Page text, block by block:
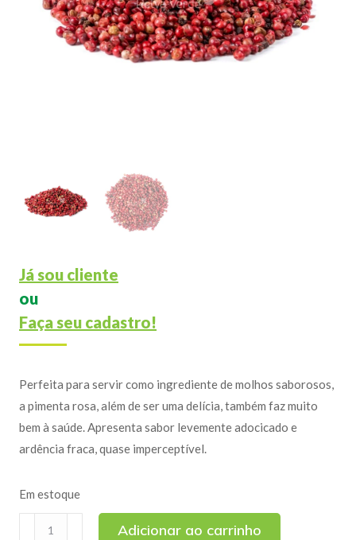
Já sou cliente
ou
Faça seu cadastro!
Perfeita para servir como ingrediente de molhos saborosos,
a pimenta rosa, além de ser uma delícia, também faz muito
bem à saúde. Apresenta sabor levemente adocicado e
ardência fraca, quase imperceptível.
Em estoque
Adicionar ao carrinho